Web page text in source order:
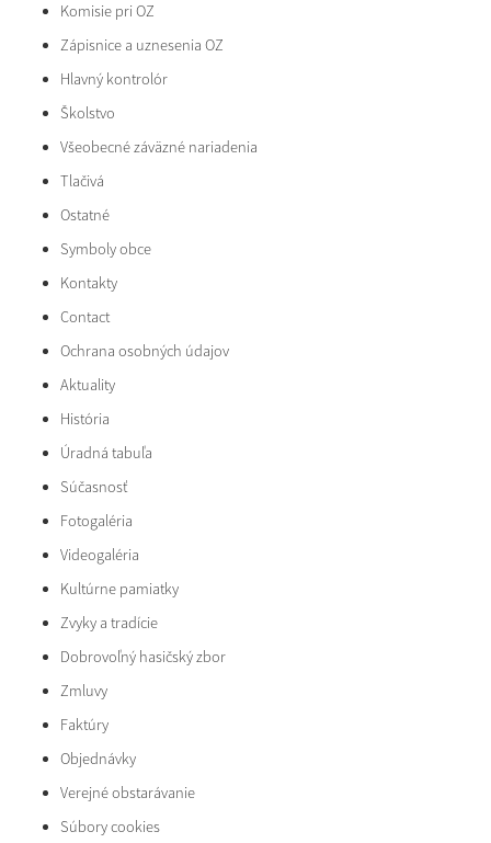
Komisie pri OZ
Zápisnice a uznesenia OZ
Hlavný kontrolór
Školstvo
Všeobecné záväzné nariadenia
Tlačivá
Ostatné
Symboly obce
Kontakty
Contact
Ochrana osobných údajov
Aktuality
História
Úradná tabuľa
Súčasnosť
Fotogaléria
Videogaléria
Kultúrne pamiatky
Zvyky a tradície
Dobrovoľný hasičský zbor
Zmluvy
Faktúry
Objednávky
Verejné obstarávanie
Súbory cookies